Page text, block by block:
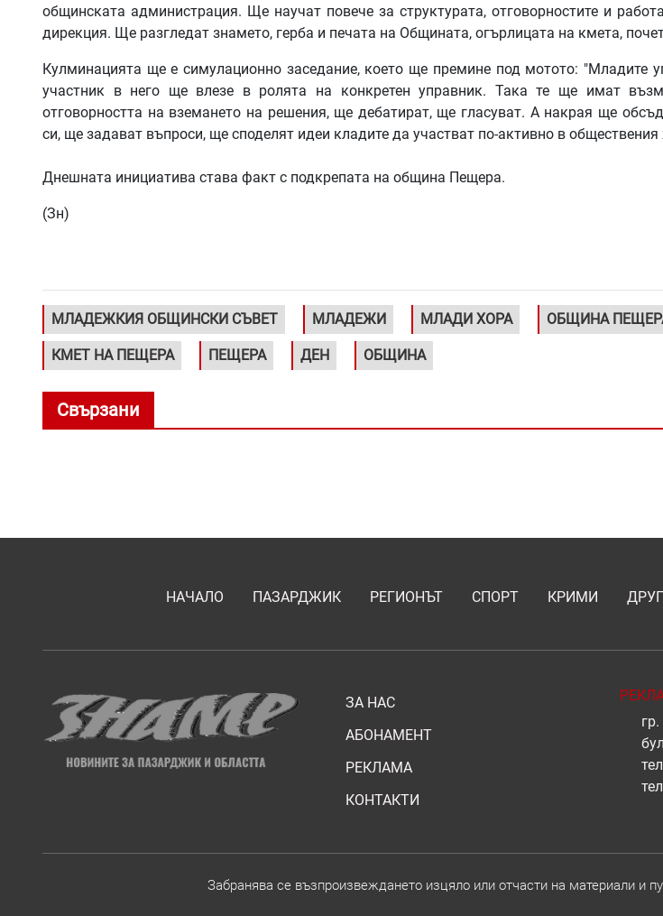
общинската администрация. Ще научат повече за структурата, отговорностите и
дирекция. Ще разгледат знамето, герба и печата на Общината, огърлицата на кмета,
Кулминацията ще е симулационно заседание, което ще премине под мотото: "Младите
участник в него ще влезе в ролята на конкретен управник. Така те ще имат
отговорността на вземането на решения, ще дебатират, ще гласуват. А накрая ще
си, ще задават въпроси, ще споделят идеи кладите да участват по-активно в
Днешната инициатива става факт с подкрепата на община Пещера.
(Зн)
МЛАДЕЖКИЯ ОБЩИНСКИ СЪВЕТ МЛАДЕЖИ МЛАДИ ХОРА ОБЩИНА
КМЕТ НА ПЕЩЕРА ПЕЩЕРА ДЕН ОБЩИНА
Свързани
НАЧАЛО ПАЗАРДЖИК РЕГИОНЪТ СПОРТ КРИМИ
ЗА НАС
АБОНАМЕНТ
РЕКЛАМА
КОНТАКТИ
Забранява се възпроизвеждането изцяло или отчасти на материали и